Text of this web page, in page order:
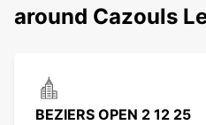
around Cazouls
BEZIERS OPEN 2 12 25